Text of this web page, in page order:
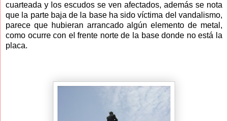
cuarteada y los escudos se ven afectados, además se nota
que la parte baja de la base ha sido víctima del vandalismo,
parece que hubieran arrancado algún elemento de metal,
como ocurre con el frente norte de la base donde no está la
placa.